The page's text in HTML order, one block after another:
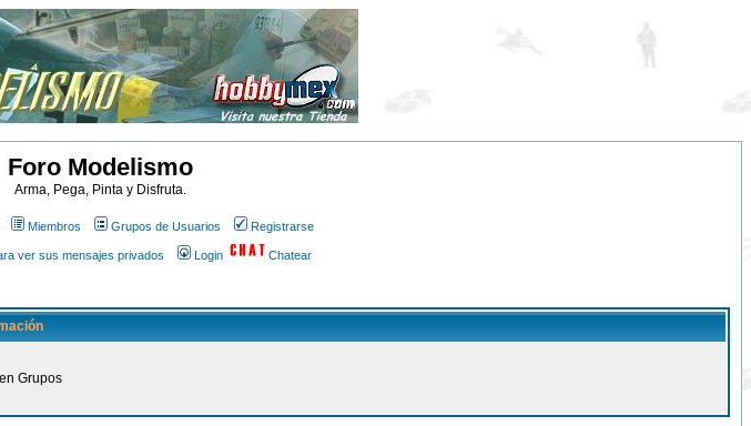
Foro Modelismo
Arma, Pega, Pinta y Disfruta.
Miembros Grupos de Usuarios Registrarse
ver sus mensajes privados Login Chatear
Grupos